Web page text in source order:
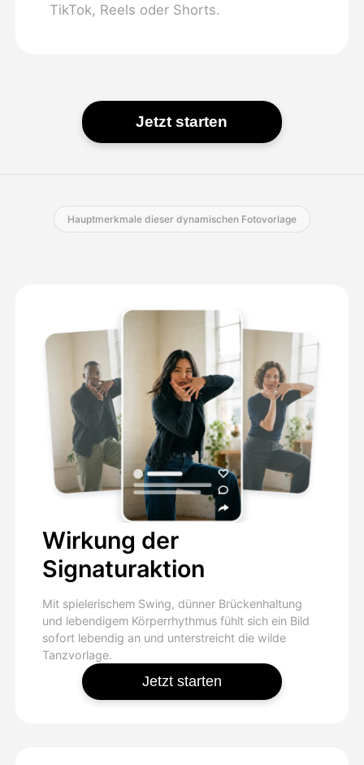
TikTok, Reels oder Shorts.
Jetzt starten
Hauptmerkmale dieser dynamischen Fotovorlage
Wirkung der
Signaturaktion
Mit spielerischem Swing, dünner Brückenhaltung
und lebendigem Körperrhythmus fühlt sich ein Bild
sofort lebendig an und unterstreicht die wilde
Tanzvorlage.
Jetzt starten